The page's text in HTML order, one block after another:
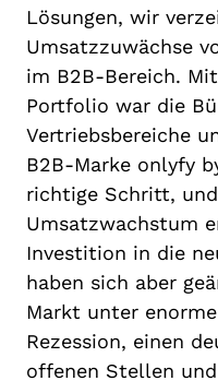
Lösungen, wir
Umsatzzuwächse
im B2B-Bereich.
Portfolio war die
Vertriebsbereiche
B2B-Marke onlyfy
richtige Schritt,
Umsatzwachstum
Investition in die
haben sich aber
Markt unter
Rezession, einen
offenen Stellen